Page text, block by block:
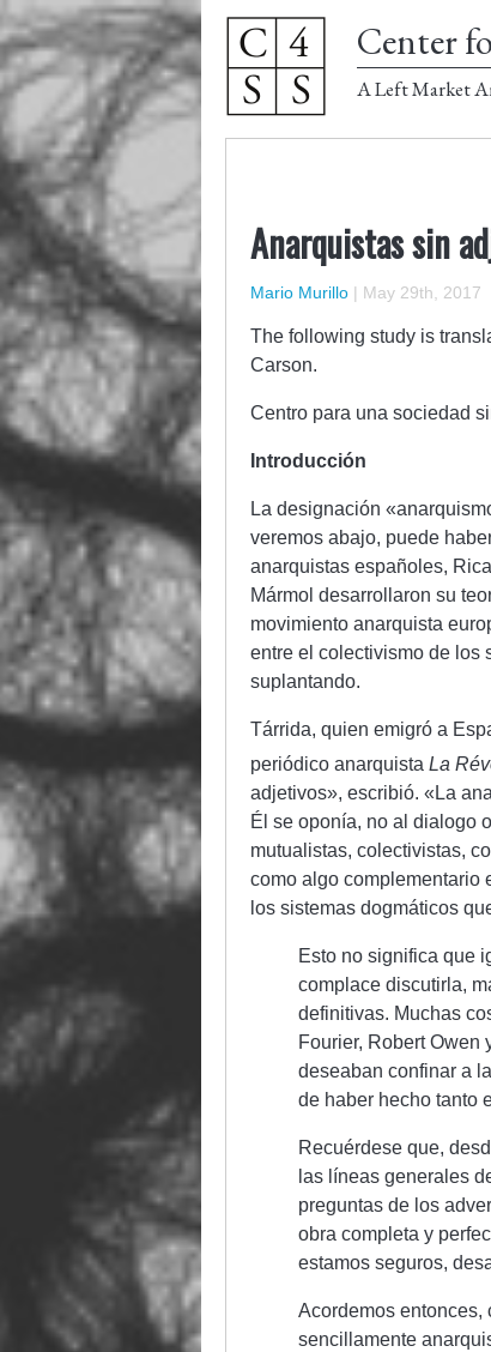
Center
A Left Market
Anarquistas sin
Mario Murillo | May 29th, 2017
The following study is
Carson.
Centro para una sociedad
Introducción
La designación
veremos abajo, puede
anarquistas españoles,
Mármol desarrollaron su
movimiento anarquista
entre el colectivismo de los
suplantando.
Tárrida, quien emigró a
periódico anarquista La
adjetivos», escribió. «La
Él se oponía, no al dialogo
mutualistas, colectivistas,
como algo complementario
los sistemas dogmáticos
Esto no significa que
complace discutirla,
definitivas. Muchas
Fourier, Robert Owen
deseaban confinar a
de haber hecho tanto
Recuérdese que,
las líneas generales
preguntas de los
obra completa y
estamos seguros,
Acordemos entonces,
sencillamente